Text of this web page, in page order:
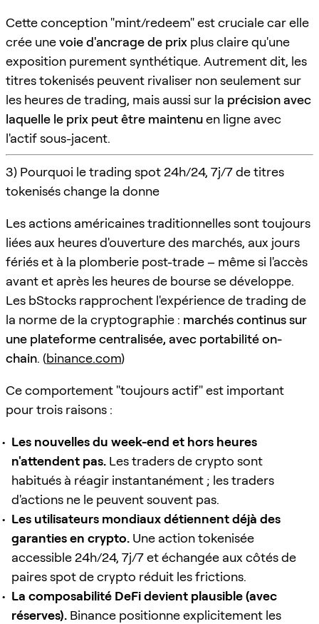
Cette conception "mint/redeem" est cruciale car elle
crée unevoie d'ancrage de prix plus claire qu'une
exposition purement synthétique. Autrement dit, les
titres tokenisés peuvent rivaliser non seulement sur
les heures de trading, mais aussi sur la précision avec
laquelle le prix peut être maintenuen ligne avec
l'actif sous-jacent.
3) Pourquoi le trading spot 24h/24, 7j/7 de titres
tokenisés change la donne
Les actions américaines traditionnelles sont toujours
liées aux heures d'ouverture des marchés, aux jours
fériés et à la plomberie post-trade – même si l'accès
avant et après les heures de bourse se développe.
Les bStocks rapprochent l'expérience de trading de
la norme de la cryptographie : marchés continus sur
une plateforme centralisée, avec portabilité on-
chain. (binance.com)
Ce comportement "toujours actif" est important
pour trois raisons :
Les nouvelles du week-end et hors heures
n'attendent pas. Les traders de crypto sont
habitués à réagir instantanément ; les traders
d'actions ne le peuvent souvent pas.
Les utilisateurs mondiaux détiennent déjà des
garanties en crypto. Une action tokenisée
accessible 24h/24, 7j/7 et échangée aux côtés de
paires spot de crypto réduit les frictions.
La composabilité DeFi devient plausible (avec
réserves). Binance positionne explicitement les